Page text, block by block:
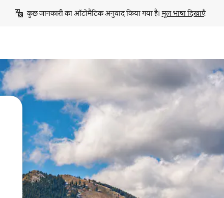
कुछ जानकारी का ऑटोमैटिक अनुवाद किया गया है। मूल भाषा दिखाएँ